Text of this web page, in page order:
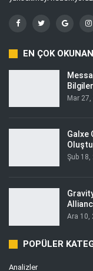
EN ÇOK OKUNAN
Mar 27,
Galxe
Şub 18,
Ara 10,
POPÜLER
Analizler